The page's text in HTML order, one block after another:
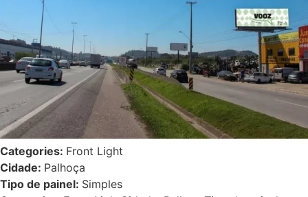
Categories: Front Light
Cidade: Palhoça
Tipo de painel: Simples